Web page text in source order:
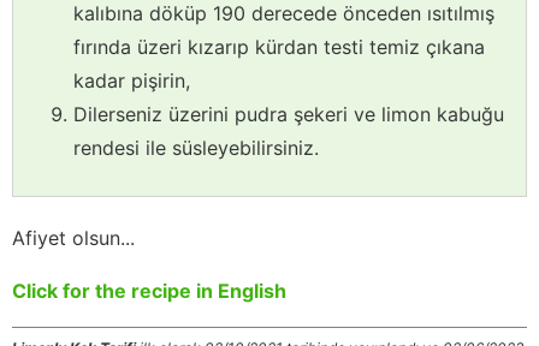
kalıbına döküp 190 derecede önceden ısıtılmış
fırında üzeri kızarıp kürdan testi temiz çıkana
kadar pişirin,
Dilerseniz üzerini pudra şekeri ve limon kabuğu
rendesi ile süsleyebilirsiniz.
Afiyet olsun...
Click for the recipe in English